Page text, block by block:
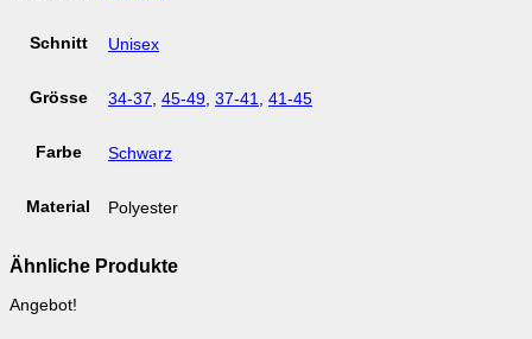
Schnitt Unisex
Grösse 34-37 45-49 37-41 41-45
Farbe Schwarz
Material Polyester
Ähnliche Produkte
Angebot!